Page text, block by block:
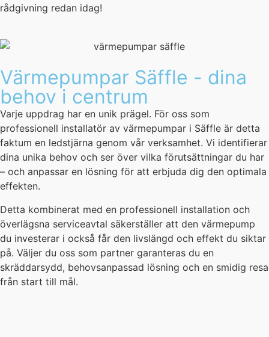
rådgivning redan idag!
Värmepumpar Säffle - dina
behov i centrum
Varje uppdrag har en unik prägel. För oss som
professionell installatör av värmepumpar i Säffle är detta
faktum en ledstjärna genom vår verksamhet. Vi identifierar
dina unika behov och ser över vilka förutsättningar du har
– och anpassar en lösning för att erbjuda dig den optimala
effekten.
Detta kombinerat med en professionell installation och
överlägsna serviceavtal säkerställer att den värmepump
du investerar i också får den livslängd och effekt du siktar
på. Väljer du oss som partner garanteras du en
skräddarsydd, behovsanpassad lösning och en smidig resa
från start till mål.